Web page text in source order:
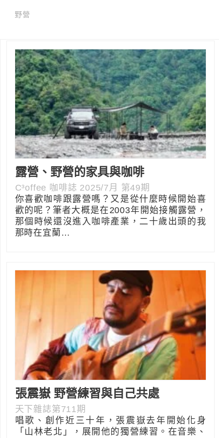
野營
露營、野營的家具與咖啡
C³offee 咖啡誌 2025/7月 第49期
你喜歡咖啡跟露營嗎？又是從什麼時候開始喜
歡的呢？筆者大概是在2003年開始接觸露營，
那個時候還沒進入咖啡產業，二十歲出頭的我
那時在宜蘭…
張震嶽 野營練習與自己共處
天下雜誌第711期
唱歌、創作近三十年，張震嶽去年開始化身
「山林老北」，展開他的獨營練習。在音樂、